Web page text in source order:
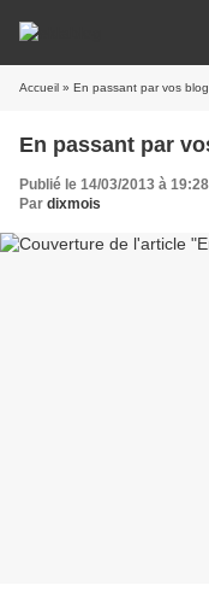
Accueil » En passant par vos
En passant par
Publié le 14/03/2013 à 19:28
Par dixmois